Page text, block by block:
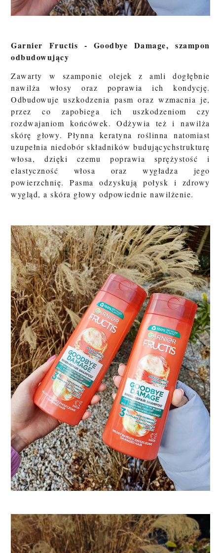
Garnier Fructis - Goodbye Damage, szampon
odbudowujący
Zawarty w szamponie olejek z amli dogłębnie
nawilża włosy oraz poprawia ich kondycję.
Odbudowuje uszkodzenia pasm oraz wzmacnia je,
przez co zapobiega ich uszkodzeniom czy
rozdwajaniom końcówek. Odżywia też i nawilża
skórę głowy. Płynna keratyna roślinna natomiast
uzupełnia niedobór składników budującychstrukturę
włosa, dzięki czemu poprawia sprężystość i
elastyczność włosa oraz wygładza jego
powierzchnię. Pasma odzyskują połysk i zdrowy
wygląd, a skóra głowy odpowiednie nawilżenie.